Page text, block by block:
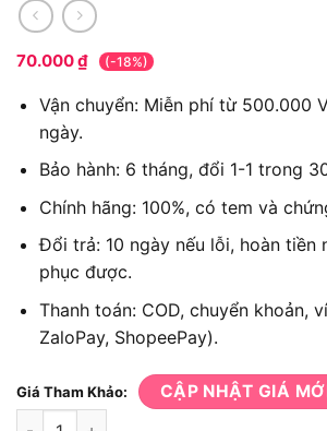
70.000₫ (-18%)
Vận chuyển: Miễn phí từ 500.000
ngày.
Bảo hành: 6 tháng, đổi 1-1 trong
Chính hãng: 100%, có tem và
Đổi trả: 10 ngày nếu lỗi, hoàn tiền
phục được.
Thanh toán: COD, chuyển khoản,
ZaloPay, ShopeePay).
Giá Tham Khảo: CẬP NHẬT GIÁ
Kìm cắt Total THT130706P 18cm số lượng